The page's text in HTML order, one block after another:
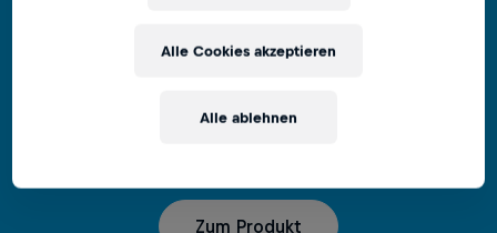
Red Bull Sugarfree
Dieselben Vorteile wie der Original Red Bull Energy
Zum Produkt
Alle ablehnen
Alle Cookies akzeptieren